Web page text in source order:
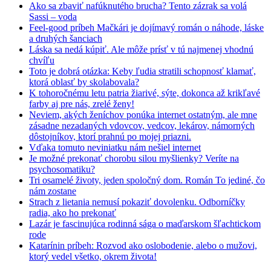
Ako sa zbaviť nafúknutého brucha? Tento zázrak sa volá
Sassi – voda
Feel-good príbeh Mačkári je dojímavý román o náhode, láske
a druhých šanciach
Láska sa nedá kúpiť. Ale môže prísť v tú najmenej vhodnú
chvíľu
Toto je dobrá otázka: Keby ľudia stratili schopnosť klamať,
ktorá oblasť by skolabovala?
K tohoročnému letu patria žiarivé, sýte, dokonca až krikľavé
farby aj pre nás, zrelé ženy!
Neviem, akých ženíchov ponúka internet ostatným, ale mne
zásadne nezadaných vdovcov, vedcov, lekárov, námorných
dôstojníkov, ktorí prahnú po mojej priazni.
Vďaka tomuto neviniatku nám nešiel internet
Je možné prekonať chorobu silou myšlienky? Veríte na
psychosomatiku?
Tri osamelé životy, jeden spoločný dom. Román To jediné, čo
nám zostane
Strach z lietania nemusí pokaziť dovolenku. Odborníčky
radia, ako ho prekonať
Lazár je fascinujúca rodinná sága o maďarskom šľachtickom
rode
Katarínin príbeh: Rozvod ako oslobodenie, alebo o mužovi,
ktorý vedel všetko, okrem života!